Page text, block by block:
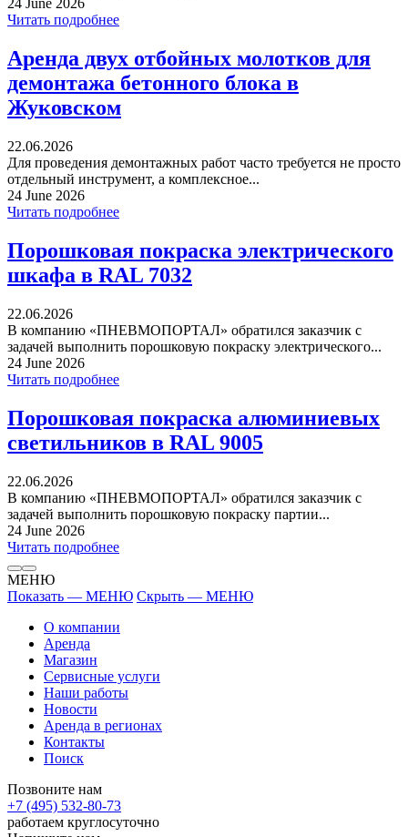
24 June 2026
Читать подробнее
Аренда двух отбойных молотков для
демонтажа бетонного блока в
Жуковском
22.06.2026
Для проведения демонтажных работ часто требуется не просто
отдельный инструмент, а комплексное...
24 June 2026
Читать подробнее
Порошковая покраска электрического
шкафа в RAL 7032
22.06.2026
В компанию «ПНЕВМОПОРТАЛ» обратился заказчик с
задачей выполнить порошковую покраску электрического...
24 June 2026
Читать подробнее
Порошковая покраска алюминиевых
светильников в RAL 9005
22.06.2026
В компанию «ПНЕВМОПОРТАЛ» обратился заказчик с
задачей выполнить порошковую покраску партии...
24 June 2026
Читать подробнее
МЕНЮ
Показать — МЕНЮ Скрыть — МЕНЮ
О компании
Аренда
Магазин
Сервисные услуги
Наши работы
Новости
Аренда в регионах
Контакты
Поиск
Позвоните нам
+7 (495) 532-80-73
работаем круглосуточно